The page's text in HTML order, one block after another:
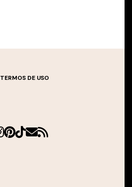
TERMOS DE USO